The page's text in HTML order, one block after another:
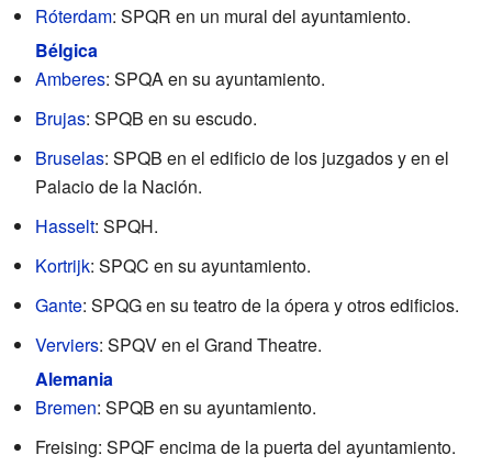
Róterdam: SPQR en un mural del ayuntamiento.
Bélgica
Amberes: SPQA en su ayuntamiento.
Brujas: SPQB en su escudo.
Bruselas: SPQB en el edificio de los juzgados y en el
Palacio de la Nación.
Hasselt: SPQH.
Kortrijk: SPQC en su ayuntamiento.
Gante: SPQG en su teatro de la ópera y otros edificios.
Verviers: SPQV en el Grand Theatre.
Alemania
Bremen: SPQB en su ayuntamiento.
Freising: SPQF encima de la puerta del ayuntamiento.